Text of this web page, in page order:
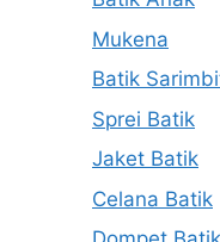
Mukena
Batik
Sprei Batik
Jaket Batik
Celana Batik